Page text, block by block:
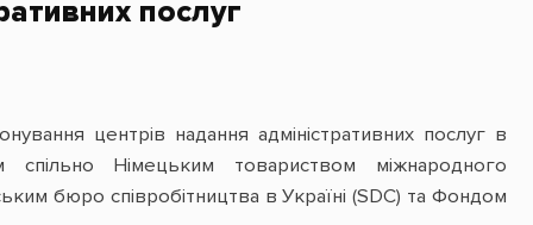
послуг
центрів надання адміністративних послуг в
Німецьким товариством міжнародного
бюро співробітництва в Україні (SDC) та Фондом